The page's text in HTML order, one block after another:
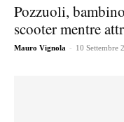
Pozzuoli,
scooter mentre
Mauro Vignola - 10 Settembre